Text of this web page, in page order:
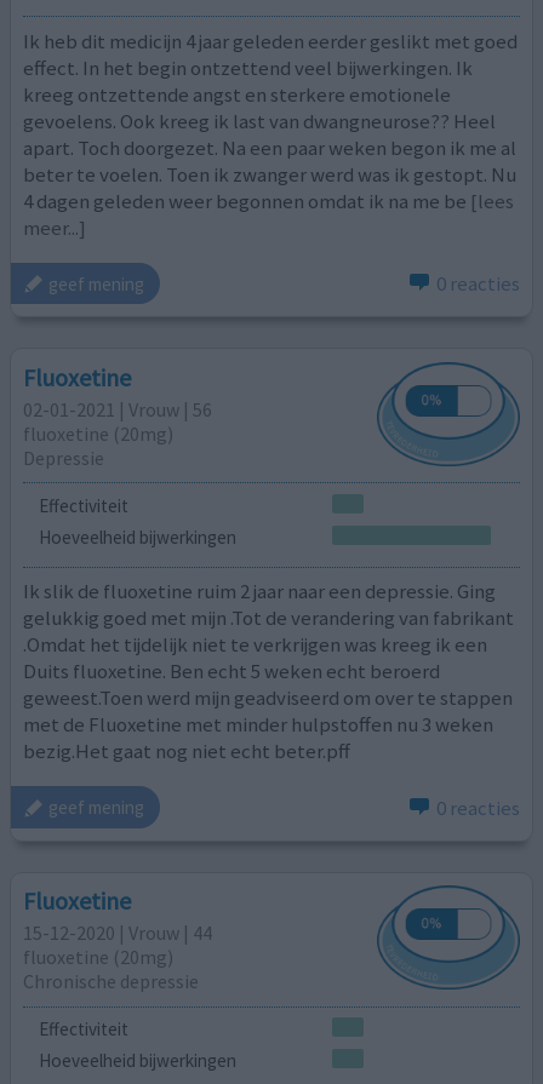
Ik heb dit medicijn 4 jaar geleden eerder geslikt met goed
effect. In het begin ontzettend veel bijwerkingen. Ik
kreeg ontzettende angst en sterkere emotionele
gevoelens. Ook kreeg ik last van dwangneurose?? Heel
apart. Toch doorgezet. Na een paar weken begon ik me al
beter te voelen. Toen ik zwanger werd was ik gestopt. Nu
4 dagen geleden weer begonnen omdat ik na me be [lees
meer...]
geef mening 0 reacties
Fluoxetine
02-01-2021 | Vrouw | 56
fluoxetine (20mg)
Depressie
Effectiviteit
Hoeveelheid bijwerkingen
Ik slik de fluoxetine ruim 2 jaar naar een depressie. Ging
gelukkig goed met mijn .Tot de verandering van fabrikant
.Omdat het tijdelijk niet te verkrijgen was kreeg ik een
Duits fluoxetine. Ben echt 5 weken echt beroerd
geweest.Toen werd mijn geadviseerd om over te stappen
met de Fluoxetine met minder hulpstoffen nu 3 weken
bezig.Het gaat nog niet echt beter.pff
geef mening 0 reacties
Fluoxetine
15-12-2020 | Vrouw | 44
fluoxetine (20mg)
Chronische depressie
Effectiviteit
Hoeveelheid bijwerkingen